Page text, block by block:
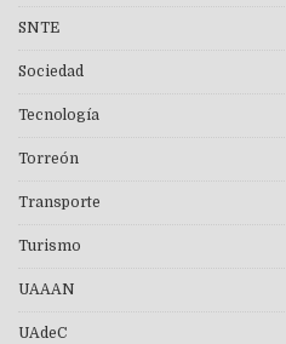
SNTE
Sociedad
Tecnología
Torreón
Transporte
Turismo
UAAAN
UAdeC